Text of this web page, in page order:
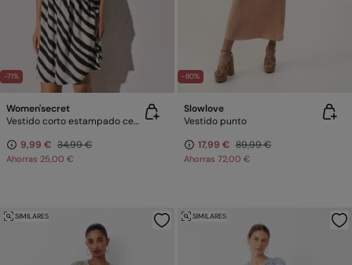
-71%
Women'secret
Vestido corto estampado cebra
9,99 € 34,99 €
Ahorras 25,00 €
-80%
Slowlove
Vestido punto
17,99 € 89,99 €
Ahorras 72,00 €
SIMILARES SIMILARES